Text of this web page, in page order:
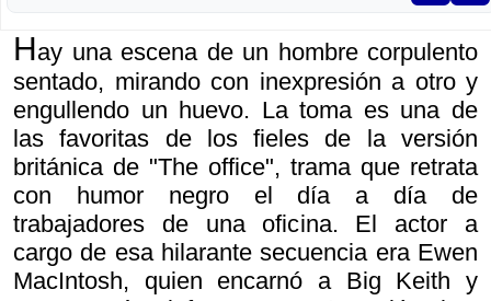
Hay una escena de un hombre corpulento
sentado, mirando con inexpresión a otro y
engullendo un huevo. La toma es una de
las favoritas de los fieles de la versión
británica de "The office", trama que retrata
con humor negro el día a día de
trabajadores de una oficina. El actor a
cargo de esa hilarante secuencia era Ewen
MacIntosh, quien encarnó a Big Keith y